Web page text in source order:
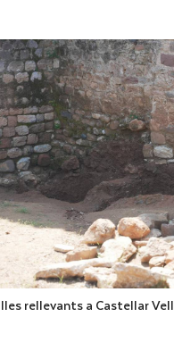
rellevants a Castellar Vell